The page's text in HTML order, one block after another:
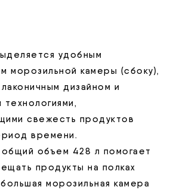
удобным
морозильной камеры (сбоку),
дизайном и
свежесть продуктов
времени.
объем 428 л помогает
продукты на полках
морозильная камера